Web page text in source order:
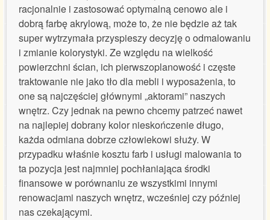
racjonalnie i zastosować optymalną cenowo ale i
dobrą farbę akrylową, może to, że nie będzie aż tak
super wytrzymała przyspieszy decyzję o odmalowaniu
i zmianie kolorystyki. Ze względu na wielkość
powierzchni ścian, ich pierwszoplanowość i częste
traktowanie nie jako tło dla mebli i wyposażenia, to
one są najczęściej głównymi „aktorami” naszych
wnętrz. Czy jednak na pewno chcemy patrzeć nawet
na najlepiej dobrany kolor nieskończenie długo,
każda odmiana dobrze człowiekowi służy. W
przypadku właśnie kosztu farb i usługi malowania to
ta pozycja jest najmniej pochłaniająca środki
finansowe w porównaniu ze wszystkimi innymi
renowacjami naszych wnętrz, wcześniej czy później
nas czekającymi.